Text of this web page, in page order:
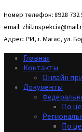
Номер телефон: 8928 732
email:
Адрес: РИ, г. Магас, ул.
Главная
Контакты
Онлайн
Документы
По
По